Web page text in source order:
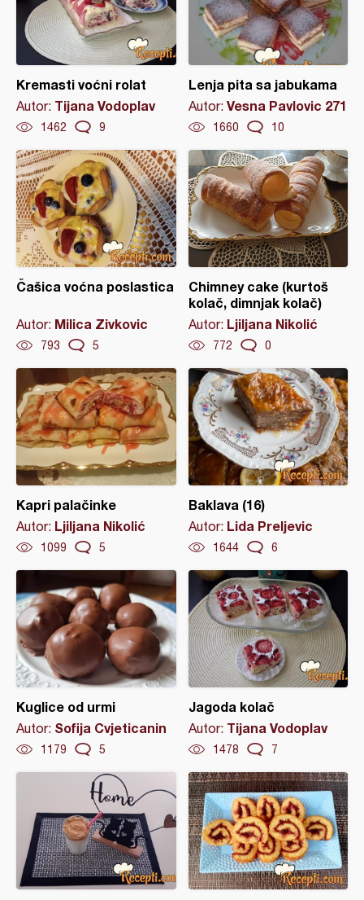
Kremasti voćni rolat
Autor: Tijana Vodoplav
1462 9
Lenja pita sa jabukama
Autor: Vesna Pavlovic 271
1660 10
Čašica voćna poslastica
Autor: Milica Zivkovic
793 5
Chimney cake (kurtoš
kolač, dimnjak kolač)
Autor: Ljiljana Nikolić
772 0
Kapri palačinke
Autor: Ljiljana Nikolić
1099 5
Baklava (16)
Autor: Lida Preljevic
1644 6
Kuglice od urmi
Autor: Sofija Cvjeticanin
1179 5
Jagoda kolač
Autor: Tijana Vodoplav
1478 7